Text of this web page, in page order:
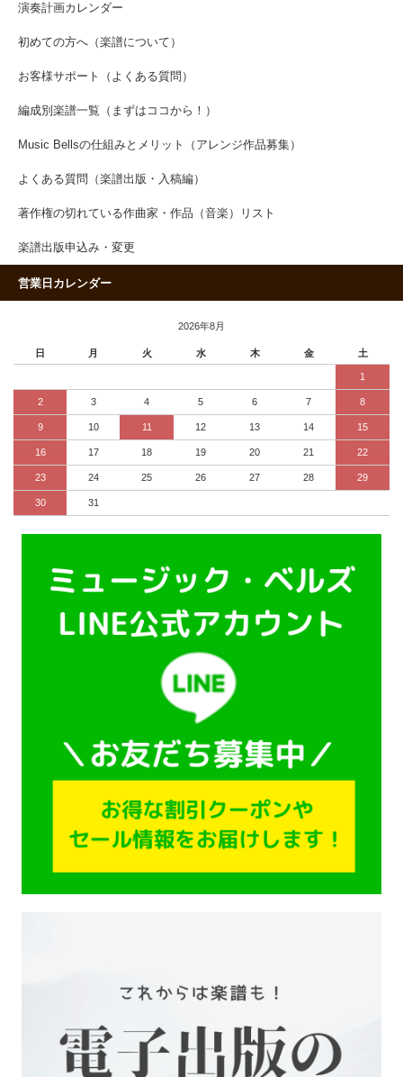
演奏計画カレンダー
初めての方へ（楽譜について）
お客様サポート（よくある質問）
編成別楽譜一覧（まずはココから！）
Music Bellsの仕組みとメリット（アレンジ作品募集）
よくある質問（楽譜出版・入稿編）
著作権の切れている作曲家・作品（音楽）リスト
楽譜出版申込み・変更
営業日カレンダー
2026年8月
日 月 火 水 木 金 土
1
2 3 4 5 6 7 8
9 10 11 12 13 14 15
16 17 18 19 20 21 22
23 24 25 26 27 28 29
30 31